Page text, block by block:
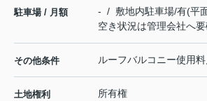
駐車場 / 月額
- / 敷地内駐車場/有(平
空き状況は管理会社へ
その他条件 ルーフバルコニー使用
土地権利 所有権